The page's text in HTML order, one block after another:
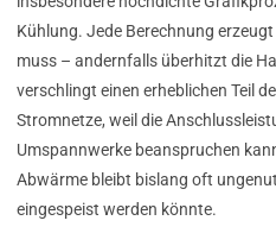
Kühlung. Jede Berechnung
muss – andernfalls überhitzt die
verschlingt einen erheblichen Teil
Stromnetze, weil die
Umspannwerke beanspruchen
Abwärme bleibt bislang oft
eingespeist werden könnte.